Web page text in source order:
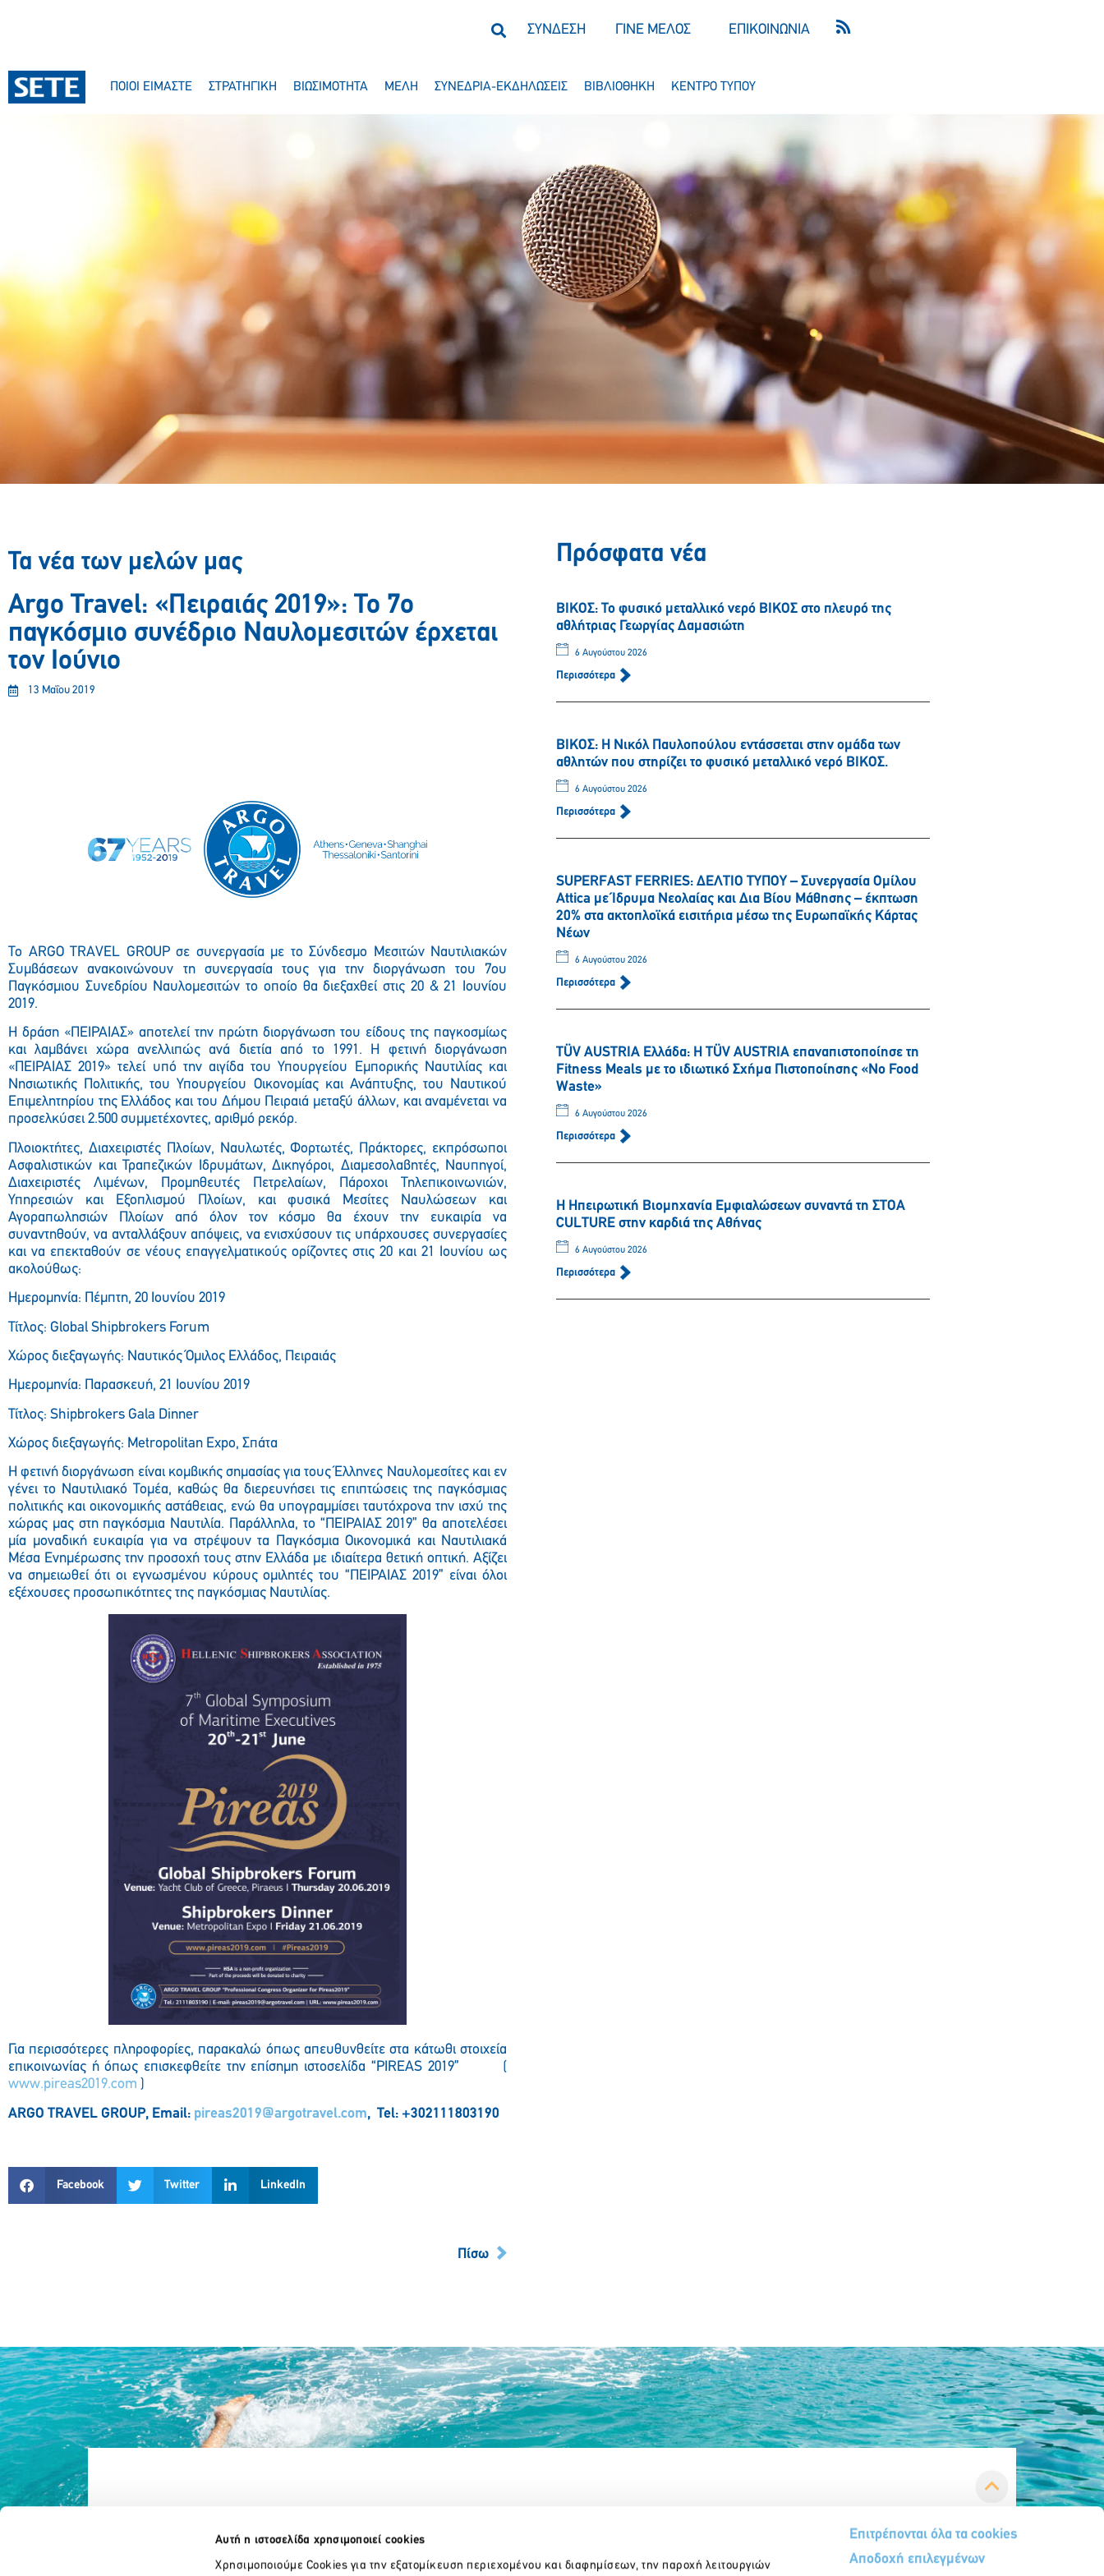
Αυτή η ιστοσελίδα χρησιμοποιεί cookies
Χρησιμοποιούμε Cookies για την εξατομίκευση περιεχομένου και διαφημίσεων, την παροχή λειτουργιών
Επιτρέπονται όλα τα cookies
Αποδοχή επιλεγμένων
ΣΥΝΔΕΣΗ ΓΙΝΕ ΜΕΛΟΣ ΕΠΙΚΟΙΝΩΝΙΑ
ΠΟΙΟΙ ΕΙΜΑΣΤΕ ΣΤΡΑΤΗΓΙΚΗ ΒΙΩΣΙΜΟΤΗΤΑ ΜΕΛΗ ΣΥΝΕΔΡΙΑ-ΕΚΔΗΛΩΣΕΙΣ ΒΙΒΛΙΟΘΗΚΗ ΚΕΝΤΡΟ ΤΥΠΟΥ
Τα νέα των μελών μας
Argo Travel: «Πειραιάς 2019»: Το 7ο
παγκόσμιο συνέδριο Ναυλομεσιτών έρχεται
τον Ιούνιο
13 Μαΐου 2019
Το ARGO TRAVEL GROUP σε συνεργασία με το Σύνδεσμο Μεσιτών Ναυτιλιακών
Συμβάσεων ανακοινώνουν τη συνεργασία τους για την διοργάνωση του 7ου
Παγκόσμιου Συνεδρίου Ναυλομεσιτών το οποίο θα διεξαχθεί στις 20 & 21 Ιουνίου
2019.
H δράση «ΠΕΙΡΑΙΑΣ» αποτελεί την πρώτη διοργάνωση του είδους της παγκοσμίως
και λαμβάνει χώρα ανελλιπώς ανά διετία από το 1991. Η φετινή διοργάνωση
«ΠΕΙΡΑΙΑΣ 2019» τελεί υπό την αιγίδα του Υπουργείου Εμπορικής Ναυτιλίας και
Νησιωτικής Πολιτικής, του Υπουργείου Οικονομίας και Ανάπτυξης, του Ναυτικού
Επιμελητηρίου της Ελλάδος και του Δήμου Πειραιά μεταξύ άλλων, και αναμένεται να
προσελκύσει 2.500 συμμετέχοντες, αριθμό ρεκόρ.
Πλοιοκτήτες, Διαχειριστές Πλοίων, Ναυλωτές, Φορτωτές, Πράκτορες, εκπρόσωποι
Ασφαλιστικών και Τραπεζικών Ιδρυμάτων, Δικηγόροι, Διαμεσολαβητές, Ναυπηγοί,
Διαχειριστές Λιμένων, Προμηθευτές Πετρελαίων, Πάροχοι Τηλεπικοινωνιών,
Υπηρεσιών και Εξοπλισμού Πλοίων, και φυσικά Μεσίτες Ναυλώσεων και
Αγοραπωλησιών Πλοίων από όλον τον κόσμο θα έχουν την ευκαιρία να
συναντηθούν, να ανταλλάξουν απόψεις, να ενισχύσουν τις υπάρχουσες συνεργασίες
και να επεκταθούν σε νέους επαγγελματικούς ορίζοντες στις 20 και 21 Ιουνίου ως
ακολούθως:
Ημερομηνία: Πέμπτη, 20 Ιουνίου 2019
Τίτλος: Global Shipbrokers Forum
Χώρος διεξαγωγής: Ναυτικός Όμιλος Ελλάδος, Πειραιάς
Ημερομηνία: Παρασκευή, 21 Ιουνίου 2019
Τίτλος: Shipbrokers Gala Dinner
Χώρος διεξαγωγής: Metropolitan Expo, Σπάτα
Η φετινή διοργάνωση είναι κομβικής σημασίας για τους Έλληνες Ναυλομεσίτες και εν
γένει το Ναυτιλιακό Τομέα, καθώς θα διερευνήσει τις επιπτώσεις της παγκόσμιας
πολιτικής και οικονομικής αστάθειας, ενώ θα υπογραμμίσει ταυτόχρονα την ισχύ της
χώρας μας στη παγκόσμια Ναυτιλία. Παράλληλα, το “ΠΕΙΡΑΙΑΣ 2019” θα αποτελέσει
μία μοναδική ευκαιρία για να στρέψουν τα Παγκόσμια Οικονομικά και Ναυτιλιακά
Μέσα Ενημέρωσης την προσοχή τους στην Ελλάδα με ιδιαίτερα θετική οπτική. Αξίζει
να σημειωθεί ότι οι εγνωσμένου κύρους ομιλητές του “ΠΕΙΡΑΙΑΣ 2019” είναι όλοι
εξέχουσες προσωπικότητες της παγκόσμιας Ναυτιλίας.
Για περισσότερες πληροφορίες, παρακαλώ όπως απευθυνθείτε στα κάτωθι στοιχεία
επικοινωνίας ή όπως επισκεφθείτε την επίσημη ιστοσελίδα “PIREAS 2019” (
www.pireas2019.com )
ARGO TRAVEL GROUP, Email: pireas2019@argotravel.com, Tel: +302111803190
Facebook Twitter LinkedIn
Πίσω
Πρόσφατα νέα
ΒΙΚΟΣ: Το φυσικό μεταλλικό νερό ΒΙΚΟΣ στο πλευρό της
αθλήτριας Γεωργίας Δαμασιώτη
6 Αυγούστου 2026
Περισσότερα
ΒΙΚΟΣ: Η Νικόλ Παυλοπούλου εντάσσεται στην ομάδα των
αθλητών που στηρίζει το φυσικό μεταλλικό νερό ΒΙΚΟΣ.
6 Αυγούστου 2026
Περισσότερα
SUPERFAST FERRIES: ΔΕΛΤΙΟ ΤΥΠΟΥ – Συνεργασία Ομίλου
Attica με Ίδρυμα Νεολαίας και Δια Βίου Μάθησης – έκπτωση
20% στα ακτοπλοϊκά εισιτήρια μέσω της Ευρωπαϊκής Κάρτας
Νέων
6 Αυγούστου 2026
Περισσότερα
TÜV AUSTRIA Ελλάδα: Η TÜV AUSTRIA επαναπιστοποίησε τη
Fitness Meals με το ιδιωτικό Σχήμα Πιστοποίησης «No Food
Waste»
6 Αυγούστου 2026
Περισσότερα
Η Ηπειρωτική Βιομηχανία Εμφιαλώσεων συναντά τη ΣΤΟΑ
CULTURE στην καρδιά της Αθήνας
6 Αυγούστου 2026
Περισσότερα